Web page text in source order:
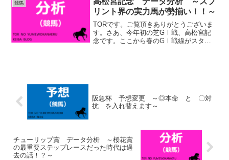
競馬
リント界の実力馬が勢揃い！！～
TORです。ご覧頂きありがとうございま
す。さあ、今年初の芝GⅠ戦、高松宮記
念です。ここから春のGⅠ戦線がスター
阪急杯 予想変更 ～◎本命 と 〇対
抗 を入れ替えます～
チューリップ賞 データ分析 ～桜花賞
の最重要ステップレースだった時代は過
去の話！？～